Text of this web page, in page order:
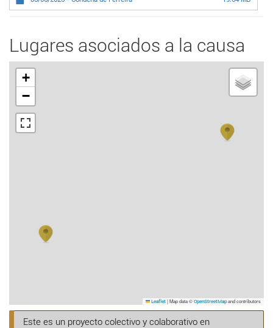
Lugares asociados a la causa
+
−
Leaflet |Map data © OpenStreetMapand contributors
Este es un proyecto colectivo y colaborativo en